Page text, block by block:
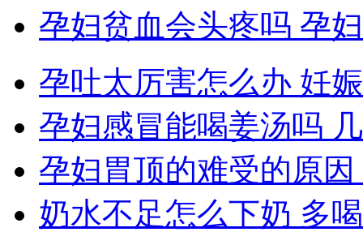
孕妇贫血会头疼吗 孕
孕吐太厉害怎么办 妊
孕妇感冒能喝姜汤吗
孕妇胃顶的难受的原
奶水不足怎么下奶 多